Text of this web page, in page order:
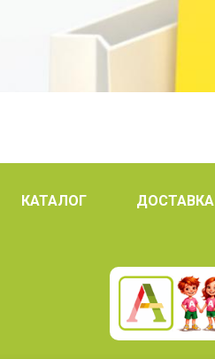
КАТАЛОГ ДОСТАВКА